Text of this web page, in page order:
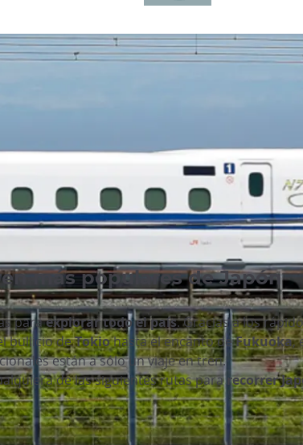
más populares de Japón
paraexplorar todo el país. Gracias a los
bullicio deTokiohasta el encanto deFukuoka,
están a sólo un viaje en tren.
de las siguientes rutas para recorrer